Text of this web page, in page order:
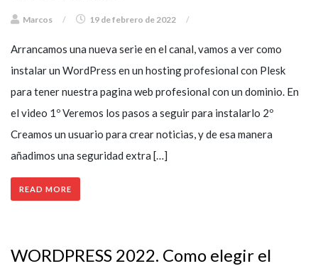
Marcos / 19 de febrero de 2022 /
Arrancamos una nueva serie en el canal, vamos a ver como
instalar un WordPress en un hosting profesional con Plesk
para tener nuestra pagina web profesional con un dominio. En
el video 1º Veremos los pasos a seguir para instalarlo 2º
Creamos un usuario para crear noticias, y de esa manera
añadimos una seguridad extra […]
READ MORE
WORDPRESS 2022. Como elegir el